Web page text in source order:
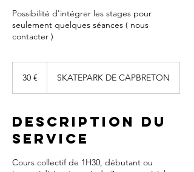
Possibilité d'intégrer les stages pour
seulement quelques séances ( nous
contacter )
30 € SKATEPARK DE CAPBRETON
Description du
service
Cours collectif de 1H30, débutant ou